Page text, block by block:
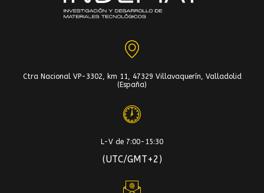
Ctra Nacional VP-3302, km 11, 47329 Villavaquerín, Valladolid
(España)
L-V de 7:00-15:30
(UTC/GMT+2)